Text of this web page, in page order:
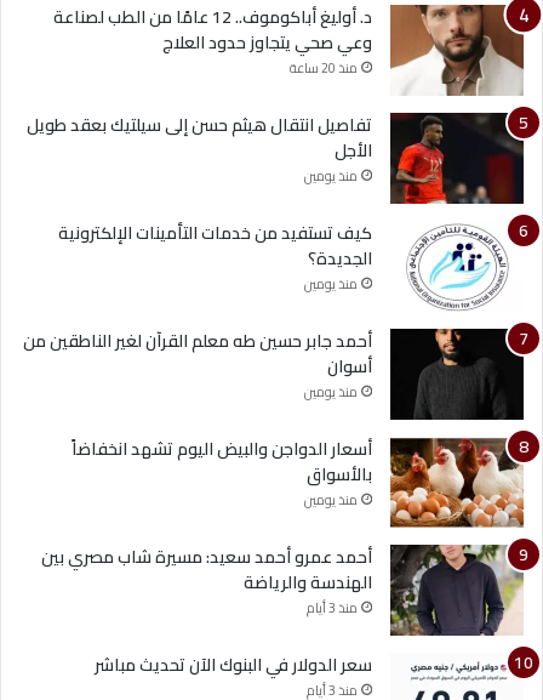
د. أوليغ أباكوموف.. 12 عامًا من الطب لصناعة
وعي صحي يتجاوز حدود العلاج
منذ 20 ساعة
تفاصيل انتقال هيثم حسن إلى سيلتيك بعقد طويل
الأجل
منذ يومين
كيف تستفيد من خدمات التأمينات الإلكترونية
الجديدة؟
منذ يومين
أحمد جابر حسين طه معلم القرآن لغير الناطقين من
أسوان
منذ يومين
أسعار الدواجن والبيض اليوم تشهد انخفاضاً
بالأسواق
منذ يومين
أحمد عمرو أحمد سعيد: مسيرة شاب مصري بين
الهندسة والرياضة
منذ 3 أيام
سعر الدولار في البنوك الآن تحديث مباشر
منذ 3 أيام